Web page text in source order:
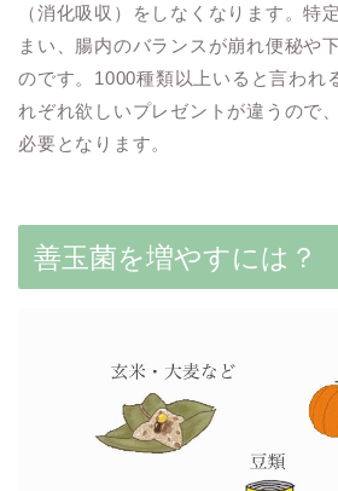
（消化吸収）をしなくなります。特
まい、腸内のバランスが崩れ便秘や
のです。1000種類以上いると言われ
れぞれ欲しいプレゼントが違うので
必要となります。
善玉菌を増やすには？